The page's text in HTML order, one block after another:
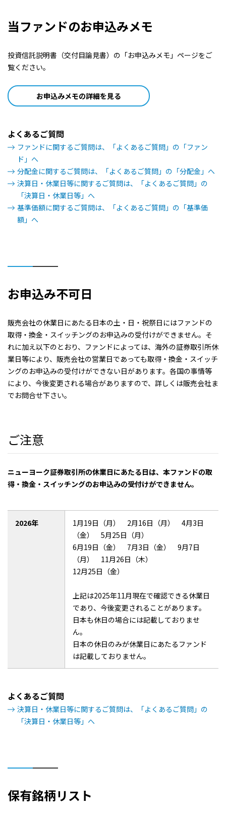
2022/03/28 0円
2022/02/28 0円
2022/01/28 0円
2021/12/28 0円
2021/11/29
2021/10/28
2021/09/28 0円
2021/08/30 0円
当ファンドのお申込みメモ
投資信託説明書（交付目論見書）の「お申込みメモ」ページをご
覧ください。
お申込みメモの詳細を見る
よくあるご質問
ファンドに関するご質問は、「よくあるご質問」の「ファン
ド」へ
分配金に関するご質問は、「よくあるご質問」の「分配金」へ
決算日・休業日等に関するご質問は、「よくあるご質問」の
「決算日・休業日等」へ
基準価額に関するご質問は、「よくあるご質問」の「基準価
額」へ
お申込み不可日
販売会社の休業日にあたる日本の土・日・祝祭日にはファンドの
取得・換金・スイッチングのお申込みの受付けができません。そ
れに加え以下のとおり、ファンドによっては、海外の証券取引所休
業日等により、販売会社の営業日であっても取得・換金・スイッチ
ングのお申込みの受付けができない日があります。各国の事情等
により、今後変更される場合がありますので、詳しくは販売会社ま
でお問合せ下さい。
ご注意
ニューヨーク証券取引所の休業日にあたる日は、本ファンドの取
得・換金・スイッチングのお申込みの受付けができません。
2026年
1月19日（月） 2月16日（月） 4月3日
（金） 5月25日（月）
6月19日（金） 7月3日（金） 9月7日
（月） 11月26日（木）
12月25日（金）
上記は2025年11月現在で確認できる休業日
であり、今後変更されることがあります。
日本も休日の場合には記載しておりませ
ん。
日本の休日のみが休業日にあたるファンド
は記載しておりません。
よくあるご質問
決算日・休業日等に関するご質問は、「よくあるご質問」の
「決算日・休業日等」へ
保有銘柄リスト